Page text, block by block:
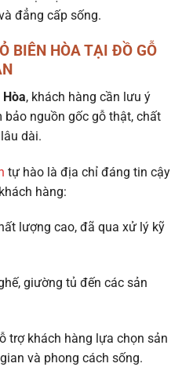
đẳng cấp sống.
BIÊN HÒA TẠI ĐỒ GỖ
, khách hàng cần lưu ý
nguồn gốc gỗ thật, chất
dài.
tự hào là địa chỉ đáng tin cậy
hàng:
lượng cao, đã qua xử lý kỹ
giường tủ đến các sản
trợ khách hàng lựa chọn sản
và phong cách sống.